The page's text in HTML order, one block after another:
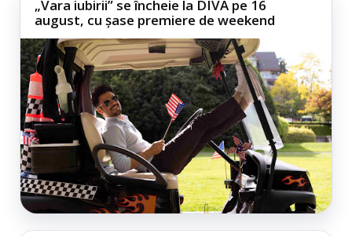
„Vara iubirii” se încheie la DIVA pe 16
august, cu șase premiere de weekend